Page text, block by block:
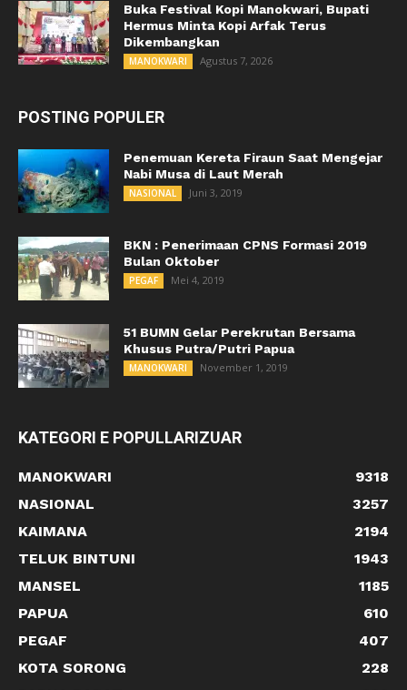
Buka Festival Kopi Manokwari, Bupati
Hermus Minta Kopi Arfak Terus
Dikembangkan
MANOKWARI Agustus 7, 2026
POSTING POPULER
Penemuan Kereta Firaun Saat Mengejar
Nabi Musa di Laut Merah
NASIONAL Juni 3, 2019
BKN : Penerimaan CPNS Formasi 2019
Bulan Oktober
PEGAF Mei 4, 2019
51 BUMN Gelar Perekrutan Bersama
Khusus Putra/Putri Papua
MANOKWARI November 1, 2019
KATEGORI E POPULLARIZUAR
MANOKWARI
9318
NASIONAL
3257
KAIMANA
2194
TELUK BINTUNI
1943
MANSEL
1185
PAPUA
610
PEGAF
407
KOTA SORONG
228